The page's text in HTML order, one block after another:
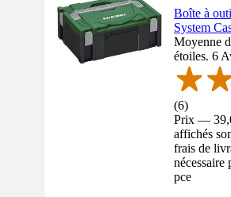
Boîte à
System
Moyenne
étoiles. 6
(6)
Prix —
affichés
frais de
nécessaire
pce